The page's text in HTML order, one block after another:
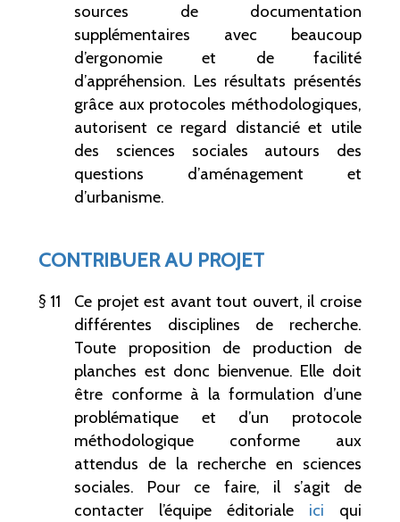
sources de documentation
supplémentaires avec beaucoup
d’ergonomie et de facilité
d’appréhension. Les résultats présentés
grâce aux protocoles méthodologiques,
autorisent ce regard distancié et utile
des sciences sociales autours des
questions d’aménagement et
d’urbanisme.
CONTRIBUER AU PROJET
11
Ce projet est avant tout ouvert, il croise
différentes disciplines de recherche.
Toute proposition de production de
planches est donc bienvenue. Elle doit
être conforme à la formulation d’une
problématique et d’un protocole
méthodologique conforme aux
attendus de la recherche en sciences
sociales. Pour ce faire, il s’agit de
contacter l’équipe éditoriale ici qui